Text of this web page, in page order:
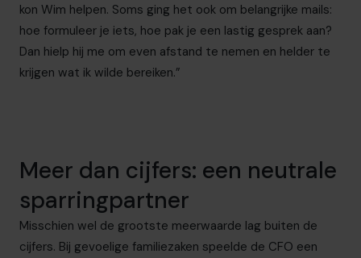
kon Wim helpen. Soms ging het ook om belangrijke mails:
hoe formuleer je iets, hoe pak je een lastig gesprek aan?
Dan hielp hij me om even afstand te nemen en helder te
krijgen wat ik wilde bereiken.”
Meer dan cijfers: een neutrale
sparringpartner
Misschien wel de grootste meerwaarde lag buiten de
cijfers. Bij gevoelige familiezaken speelde de CFO een